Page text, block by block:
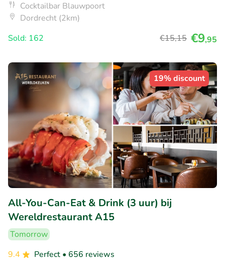
Cocktailbar Blauwpoort
Dordrecht (2km)
Sold: 162
€15,15 €9,95
19% discount
All-You-Can-Eat & Drink (3 uur) bij
Wereldrestaurant A15
Tomorrow
9.4
Perfect • 656 reviews